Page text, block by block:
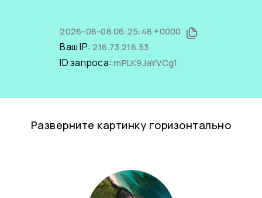
2026-08-08 06:25:48 +0000
Ваш IP:216.73.216.53
ID запроса:mPLK9JaYVCg1
Разверните картинку горизонтально